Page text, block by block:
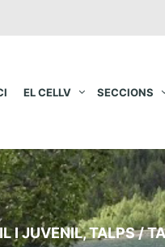
EL CELLV SECCIONS
I JUVENIL,TALPS/